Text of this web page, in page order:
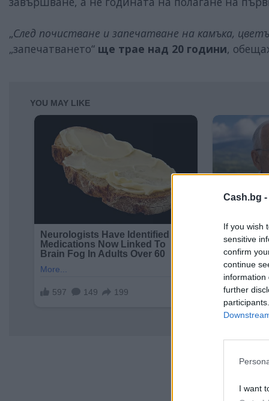
Cash.bg -
If you wish
sensitive
confirm
continue
information
further
I want
„След почистване и запечатване на камъка,
„запечатването“ ще трае над 20 години,